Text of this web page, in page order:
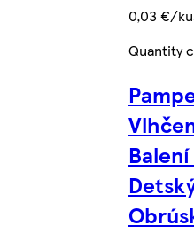
0,03 €/
Quantity